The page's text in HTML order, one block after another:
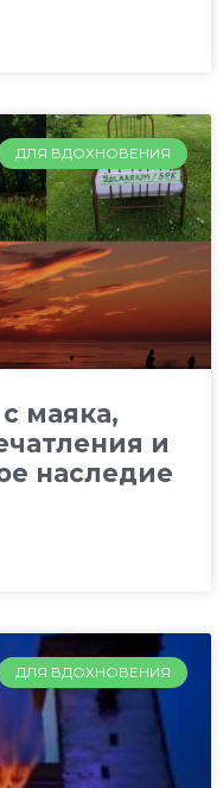
ДЛЯ ВДОХНОВЕНИЯ
маяка,
и
наследие
ДЛЯ ВДОХНОВЕНИЯ